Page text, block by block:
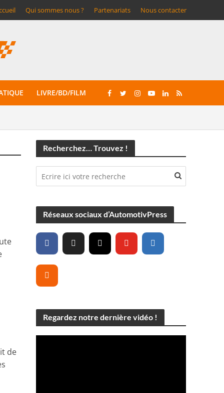
Qui sommes nous ? Partenariats Nous contacter
LIVRE/BD/FILM
de
Recherchez… Trouvez !
Réseaux sociaux d’AutomotivPress
Regardez notre dernière vidéo !